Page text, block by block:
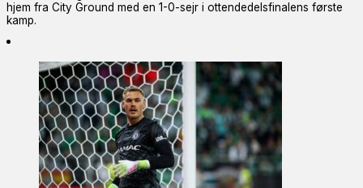
hjem fra City Ground med en 1-0-sejr i ottendedelsfinalens første
kamp.